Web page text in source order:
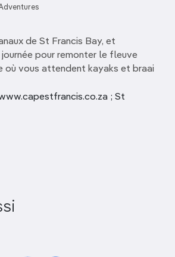
de St Francis Bay, et
journée pour remonter le fleuve
où vous attendent kayaks et braai
; St